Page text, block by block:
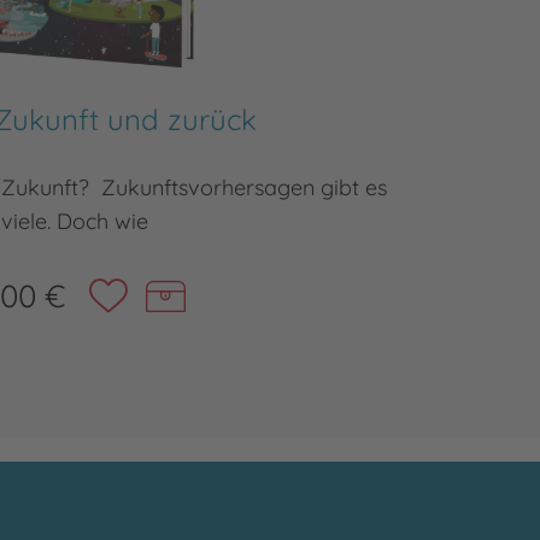
und zurück
Zukunftsvorhersagen gibt es
viele. Doch wie
€